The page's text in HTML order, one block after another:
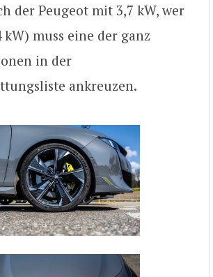
der Peugeot mit 3,7 kW, wer
muss eine der ganz
in der
ankreuzen.